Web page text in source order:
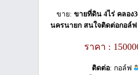
ขาย: ขายที่ดิน 4ไร่ คลอง
นครนายก​ สนใจติดต่อ​กอล์ฟ​
ราคา :
ติดต่อ: กอล์ฟ